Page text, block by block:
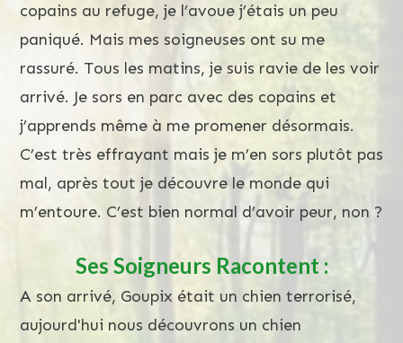
copains au refuge, je l’avoue j’étais un peu
paniqué. Mais mes soigneuses ont su me
rassuré. Tous les matins, je suis ravie de les voir
arrivé. Je sors en parc avec des copains et
j’apprends même à me promener désormais.
C’est très effrayant mais je m’en sors plutôt pas
mal, après tout je découvre le monde qui
m’entoure. C’est bien normal d’avoir peur, non ?
Ses Soigneurs Racontent :
A son arrivé, Goupix était un chien terrorisé,
aujourd'hui nous découvrons un chien